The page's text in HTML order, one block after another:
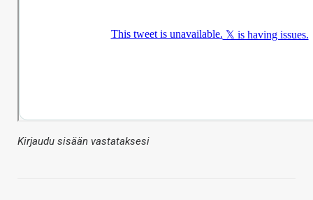
Kirjaudu sisään vastataksesi